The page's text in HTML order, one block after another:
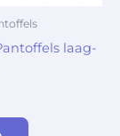
laag-